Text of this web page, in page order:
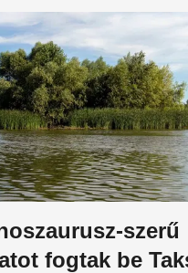
szerű
fogtak be